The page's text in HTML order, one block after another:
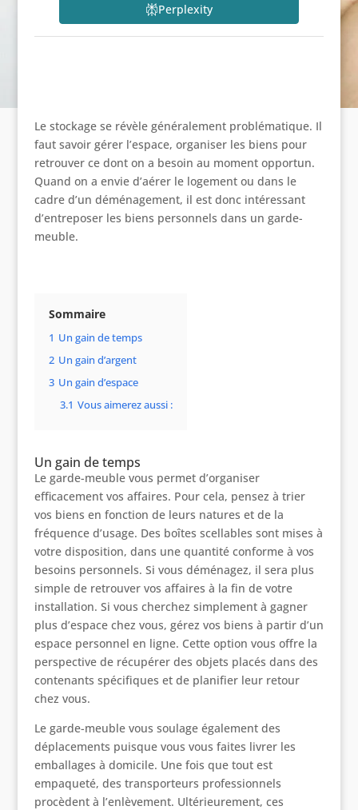
Perplexity
Le stockage se révèle généralement problématique. Il
faut savoir gérer l’espace, organiser les biens pour
retrouver ce dont on a besoin au moment opportun.
Quand on a envie d’aérer le logement ou dans le
cadre d’un déménagement, il est donc intéressant
d’entreposer les biens personnels dans un garde-
meuble.
Sommaire
1 Un gain de temps
2 Un gain d’argent
3 Un gain d’espace
3.1 Vous aimerez aussi :
Un gain de temps
Le garde-meuble vous permet d’organiser
efficacement vos affaires. Pour cela, pensez à trier
vos biens en fonction de leurs natures et de la
fréquence d’usage. Des boîtes scellables sont mises à
votre disposition, dans une quantité conforme à vos
besoins personnels. Si vous déménagez, il sera plus
simple de retrouver vos affaires à la fin de votre
installation. Si vous cherchez simplement à gagner
plus d’espace chez vous, gérez vos biens à partir d’un
espace personnel en ligne. Cette option vous offre la
perspective de récupérer des objets placés dans des
contenants spécifiques et de planifier leur retour
chez vous.
Le garde-meuble vous soulage également des
déplacements puisque vous vous faites livrer les
emballages à domicile. Une fois que tout est
empaqueté, des transporteurs professionnels
procèdent à l’enlèvement. Ultérieurement, ces